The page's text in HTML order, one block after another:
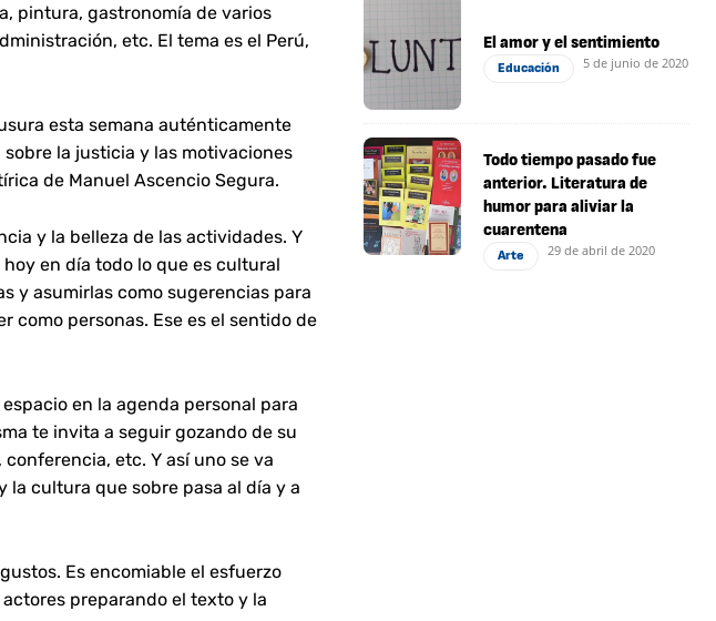
pintura, gastronomía de varios
etc. El tema es el Perú,
esta semana auténticamente
la justicia y las motivaciones
de Manuel Ascencio Segura.
y la belleza de las actividades. Y
en día todo lo que es cultural
y asumirlas como sugerencias para
como personas. Ese es el sentido de
en la agenda personal para
te invita a seguir gozando de su
etc. Y así uno se va
la cultura que sobre pasa al día y a
Es encomiable el esfuerzo
preparando el texto y la
El amor y el sentimiento
Educación 5 de junio de 2020
Todo tiempo pasado fue
anterior. Literatura de
humor para aliviar la
cuarentena
Arte 29 de abril de 2020